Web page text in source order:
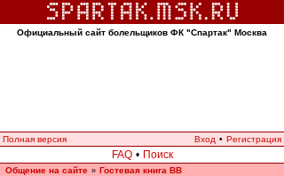
Официальный сайт болельщиков ФК "Спартак" Москва
Полная версия Вход • Регистрация
FAQ • Поиск
Общение на сайте » Гостевая книга ВВ